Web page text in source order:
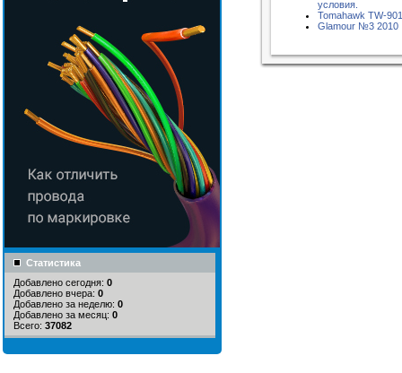
Статистика
Добавлено сегодня: 0
Добавлено вчера: 0
Добавлено за неделю: 0
Добавлено за месяц: 0
Всего: 37082
условия.
Tomahawk TW-
Glamour №3 2010